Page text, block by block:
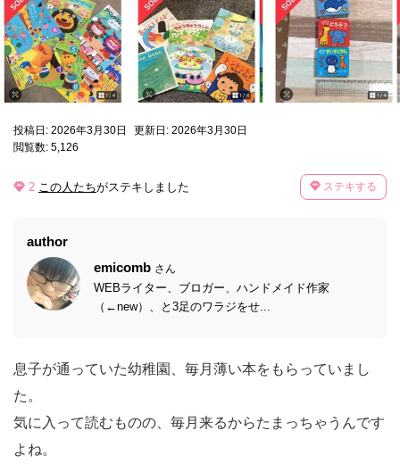
投稿日: 2026年3月30日
更新日: 2026年3月30日
閲覧数: 5,126
2 この人たちがステキしました ステキする
author
emicomb さん
WEBライター、ブロガー、ハンドメイド作家
（←new）、と3足のワラジをせ...
息子が通っていた幼稚園、毎月薄い本をもらっていまし
た。
気に入って読むものの、毎月来るからたまっちゃうんです
よね。